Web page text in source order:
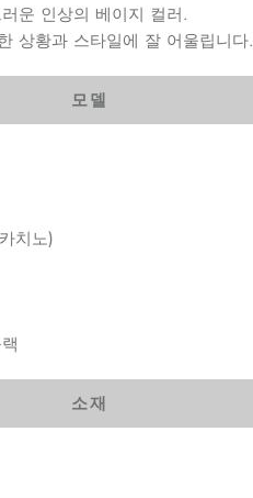
운 인상의 베이지 컬러.
상황과 스타일에 잘 어울립니다.
모델
치노)
소재